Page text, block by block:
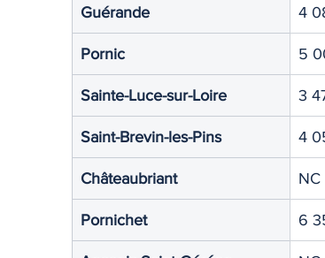
Guérande 4
Pornic 5
Sainte-Luce-sur-Loire 3
Saint-Brevin-les-Pins 4
Châteaubriant NC
Pornichet 6